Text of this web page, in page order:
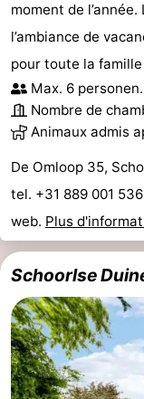
moment de
l’ambiance de
pour toute la
Max. 6 personen.
Nombre de
Animaux admis
De Omloop 35,
tel. +31 889 001 536
web. Plus
Schoorlse